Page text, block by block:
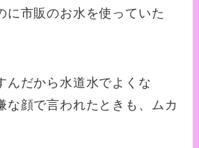
に市販のお水を使っていた
んだから水道水でよくな
な顔で言われたときも、ムカ